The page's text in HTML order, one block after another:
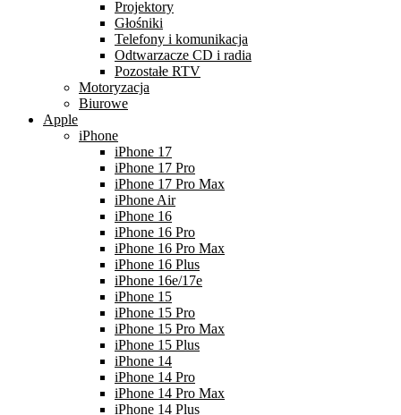
Projektory
Głośniki
Telefony i komunikacja
Odtwarzacze CD i radia
Pozostałe RTV
Motoryzacja
Biurowe
Apple
iPhone
iPhone 17
iPhone 17 Pro
iPhone 17 Pro Max
iPhone Air
iPhone 16
iPhone 16 Pro
iPhone 16 Pro Max
iPhone 16 Plus
iPhone 16e/17e
iPhone 15
iPhone 15 Pro
iPhone 15 Pro Max
iPhone 15 Plus
iPhone 14
iPhone 14 Pro
iPhone 14 Pro Max
iPhone 14 Plus